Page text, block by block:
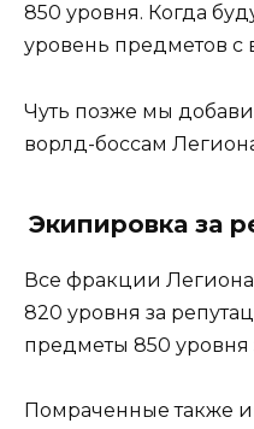
850 уровня. Когда
уровень предметов с
Чуть позже мы
ворлд-боссам
Экипировка за
Все фракции
820 уровня за
предметы 850 уровня
Помраченные также